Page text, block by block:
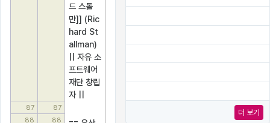
더 보기
드 스톨
만]] (Ric
hard St
allman)
|| 자유 소
프트웨어
재단 창립
자 ||
87
87
88
88